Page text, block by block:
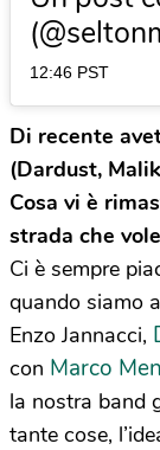
12:46 PST
Di recente
(Dardust,
Cosa vi è
strada che
Ci è sempre
quando siamo
Enzo Jannacci,
con Marco
la nostra band
tante cose,